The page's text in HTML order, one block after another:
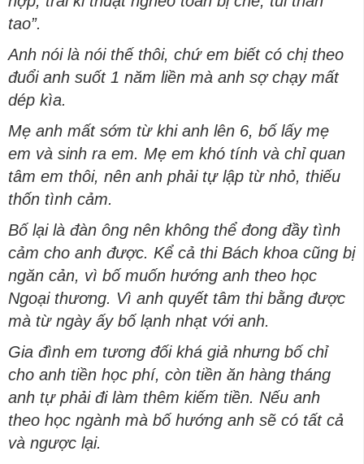
tao”.
Anh nói là nói thế thôi, chứ em biết có chị theo
đuổi anh suốt 1 năm liền mà anh sợ chạy mất
dép kìa.
Mẹ anh mất sớm từ khi anh lên 6, bố lấy mẹ
em và sinh ra em. Mẹ em khó tính và chỉ quan
tâm em thôi, nên anh phải tự lập từ nhỏ, thiếu
thốn tình cảm.
Bố lại là đàn ông nên không thể đong đầy tình
cảm cho anh được. Kể cả thi Bách khoa cũng bị
ngăn cản, vì bố muốn hướng anh theo học
Ngoại thương. Vì anh quyết tâm thi bằng được
mà từ ngày ấy bố lạnh nhạt với anh.
Gia đình em tương đối khá giả nhưng bố chỉ
cho anh tiền học phí, còn tiền ăn hàng tháng
anh tự phải đi làm thêm kiếm tiền. Nếu anh
theo học ngành mà bố hướng anh sẽ có tất cả
và ngược lại.